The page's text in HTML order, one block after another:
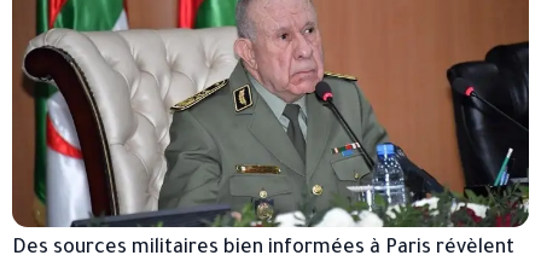
Des sources militaires bien informées à Paris révèlent